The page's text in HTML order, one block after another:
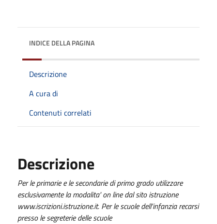
INDICE DELLA PAGINA
Descrizione
A cura di
Contenuti correlati
Descrizione
Per le primarie e le secondarie di primo grado utilizzare
esclusivamente la modalita' on line dal sito istruzione
www.iscrizioni.istruzione.it. Per le scuole dell'infanzia recarsi
presso le segreterie delle scuole